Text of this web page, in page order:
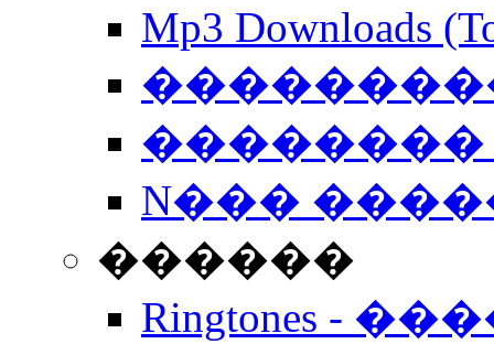
Mp3 Downloads
��������
N���
������
Ringtones -